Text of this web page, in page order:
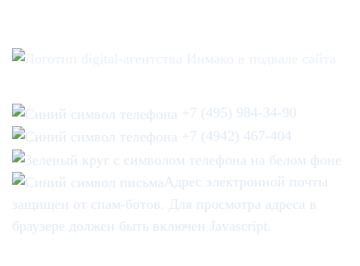
+7 (495) 984-34-90
+7 (4942) 467-404
Адрес электронной почты
защищен от спам-ботов. Для просмотра адреса в
браузере должен быть включен Javascript.